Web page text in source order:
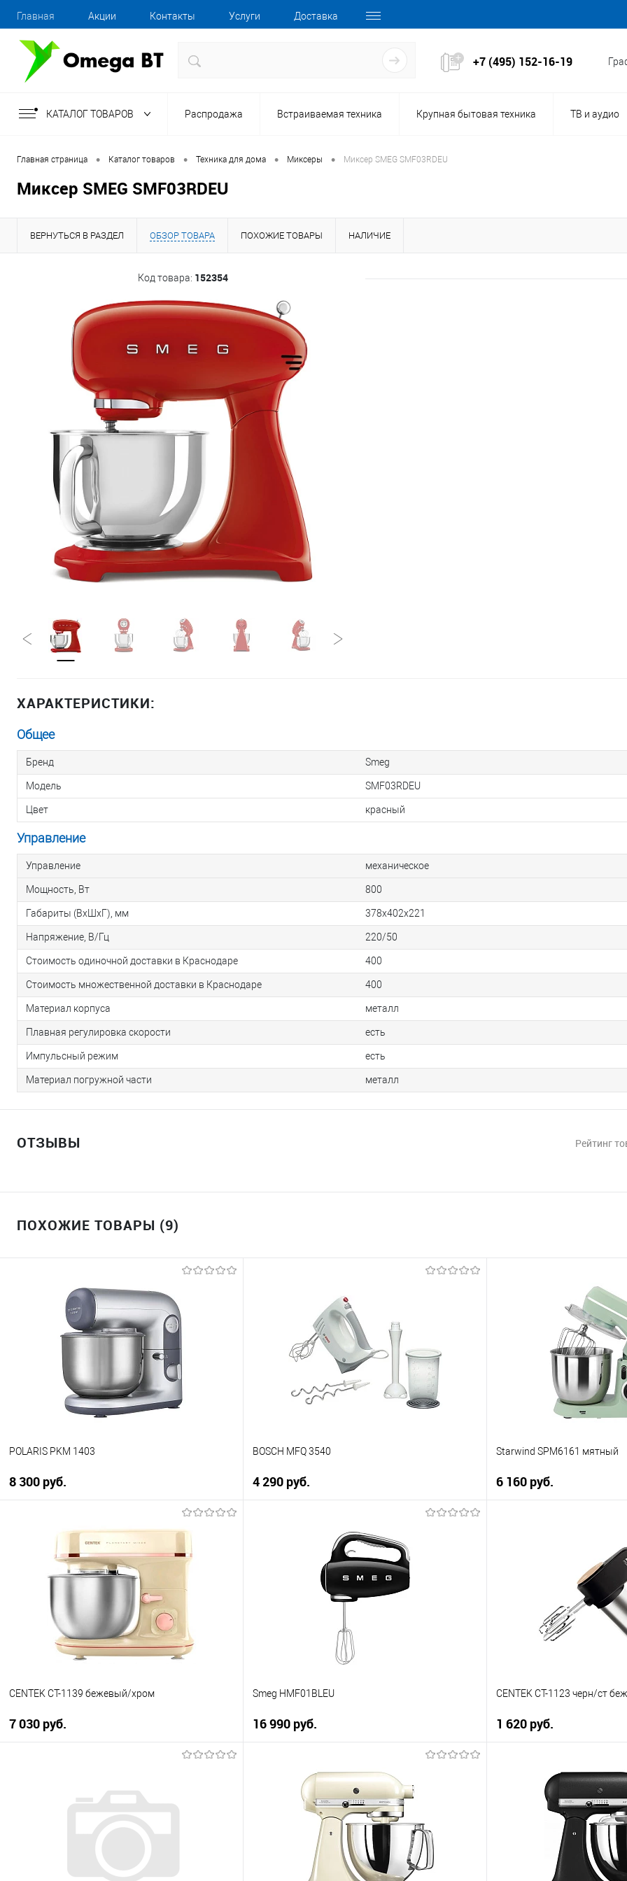
Главная Акции Контакты Услуги Доставка
+7 (495) 152-16-19
КАТАЛОГ ТОВАРОВ Распродажа Встраиваемая техника Крупная бытовая техника ТВ и аудио
Главная страница • Каталог товаров • Техника для дома • Миксеры • Миксер SMEG SMF03RDEU
Миксер SMEG SMF03RDEU
ВЕРНУТЬСЯ В РАЗДЕЛ ОБЗОР ТОВАРА ПОХОЖИЕ ТОВАРЫ НАЛИЧИЕ
Код товара: 152354 Код товара:152354
ХАРАКТЕРИСТИКИ:
Общее
Бренд Smeg
Модель SMF03RDEU
Цвет красный
Управление
Управление механическое
Мощность, Вт 800
Габариты (ВхШхГ), мм 378х402х221
Напряжение, В/Гц 220/50
Стоимость одиночной доставки в Краснодаре 400
Стоимость множественной доставки в Краснодаре 400
Материал корпуса металл
Плавная регулировка скорости есть
Импульсный режим есть
Материал погружной части металл
ОТЗЫВЫ Рейтинг
ПОХОЖИЕ ТОВАРЫ (9)
POLARIS PKM 1403
8 300 руб.
Купить в 1 клик
К сравнению
В наличии
BOSCH MFQ 3540
4 290 руб.
Купить в 1 клик
Starwind SPM6161 мятный
6 160 руб.
В наличии
CENTEK CT-1139 бежевый/хром
7 030 руб.
Купить в 1 клик
К сравнению
Smeg HMF01BLEU
16 990 руб.
Купить в 1 клик
К сравнению
CENTEK CT-1123 черн/ст беж
1 620 руб.
Купить в 1 клик
К сравнению